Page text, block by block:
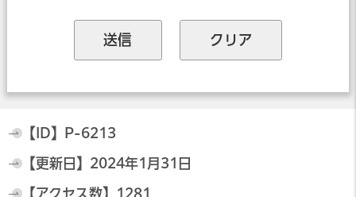
【ID】 P-6213
【更新日】 2024年1月31日
【アクセス数】 1281